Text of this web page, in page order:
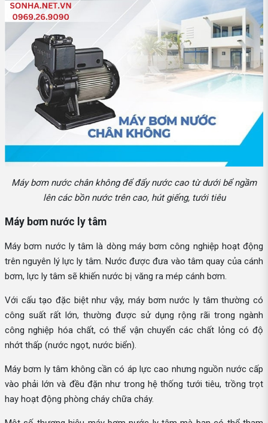
Máy bơm nước chân không để đẩy nước cao từ dưới bể ngầm
lên các bồn nước trên cao, hút giếng, tưới tiêu
Máy bơm nước ly tâm
Máy bơm nước ly tâm là dòng máy bơm công nghiệp hoạt động
trên nguyên lý lực ly tâm. Nước được đưa vào tâm quay của cánh
bơm, lực ly tâm sẽ khiến nước bị văng ra mép cánh bơm.
Với cấu tạo đặc biệt như vậy, máy bơm nước ly tâm thường có
công suất rất lớn, thường được sử dụng rộng rãi trong ngành
công nghiệp hóa chất, có thể vận chuyển các chất lỏng có độ
nhớt thấp (nước ngọt, nước biển).
Máy bơm ly tâm không cần có áp lực cao nhưng nguồn nước cấp
vào phải lớn và đều đặn như trong hệ thống tưới tiêu, trồng trọt
hay hoạt động phòng cháy chữa cháy.